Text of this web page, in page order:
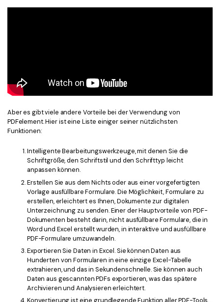
Aber es gibt viele andere Vorteile bei der Verwendung von
PDFelement. Hier ist eine Liste einiger seiner nützlichsten
Funktionen:
Intelligente Bearbeitungswerkzeuge, mit denen Sie die
Schriftgröße, den Schriftstil und den Schrifttyp leicht
anpassen können.
Erstellen Sie aus dem Nichts oder aus einer vorgefertigten
Vorlage ausfüllbare Formulare. Die Möglichkeit, Formulare zu
erstellen, erleichtert es Ihnen, Dokumente zur digitalen
Unterzeichnung zu senden. Einer der Hauptvorteile von PDF-
Dokumenten besteht darin, nicht ausfüllbare Formulare, die in
Word und Excel erstellt wurden, in interaktive und ausfüllbare
PDF-Formulare umzuwandeln.
Exportieren Sie Daten in Excel. Sie können Daten aus
Hunderten von Formularen in eine einzige Excel-Tabelle
extrahieren, und das in Sekundenschnelle. Sie können auch
Daten aus gescannten PDFs exportieren, was das spätere
Archivieren und Analysieren erleichtert.